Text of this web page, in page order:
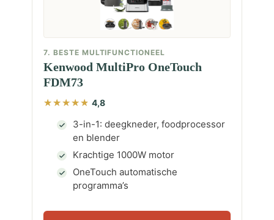
7. BESTE MULTIFUNCTIONEEL
Kenwood MultiPro OneTouch
FDM73
4,8
3-in-1: deegkneder, foodprocessor
en blender
Krachtige 1000W motor
OneTouch automatische
programma’s